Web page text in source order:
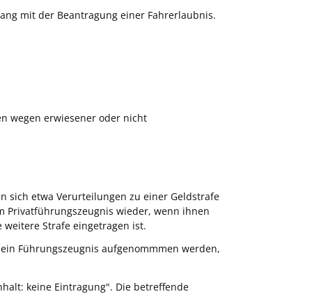
mit der Beantragung einer Fahrerlaubnis.
wegen erwiesener oder nicht
sich etwa Verurteilungen zu einer Geldstrafe
Privatführungszeugnis wieder, wenn ihnen
weitere Strafe eingetragen ist.
Führungszeugnis aufgenommmen werden,
keine Eintragung". Die betreffende